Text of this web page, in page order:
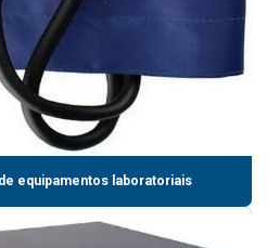
equipamentos laboratoriais